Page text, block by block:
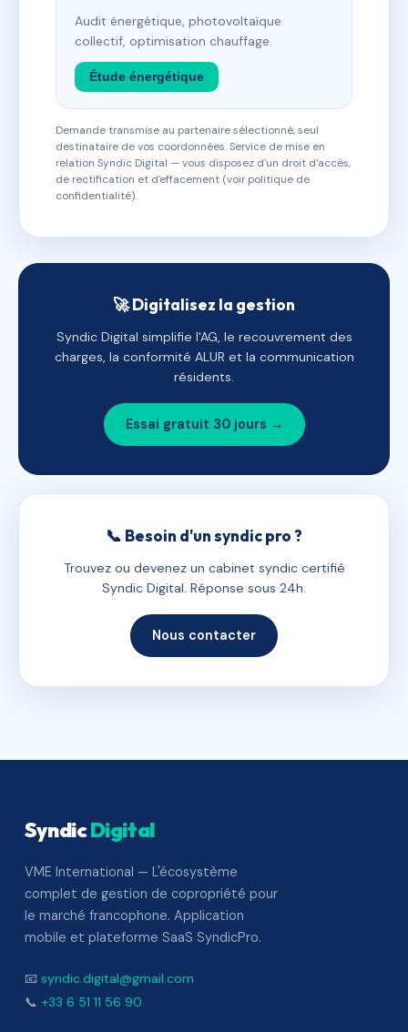
Audit énergétique, photovoltaïque
collectif, optimisation chauffage.
Étude énergétique
Demande transmise au partenaire sélectionné, seul
destinataire de vos coordonnées. Service de mise en
relation Syndic Digital — vous disposez d'un droit d'accès,
de rectification et d'effacement (voir politique de
confidentialité).
🚀 Digitalisez la gestion
Syndic Digital simplifie l'AG, le recouvrement des
charges, la conformité ALUR et la communication
résidents.
Essai gratuit 30 jours →
📞 Besoin d'un syndic pro ?
Trouvez ou devenez un cabinet syndic certifié
Syndic Digital. Réponse sous 24h.
Nous contacter
SyndicDigital
VME International — L'écosystème
complet de gestion de copropriété pour
le marché francophone. Application
mobile et plateforme SaaS SyndicPro.
📧 syndic.digital@gmail.com
📞 +33 6 51 11 56 90